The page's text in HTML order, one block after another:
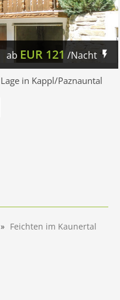
ab EUR 121 /Nacht
in Kappl/Paznauntal
Feichten im Kaunertal